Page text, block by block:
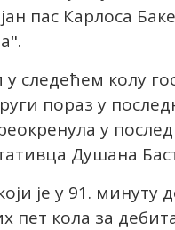
пас Карлоса
следећем колу
пораз у
у
Душана
је у 91.
пет кола за